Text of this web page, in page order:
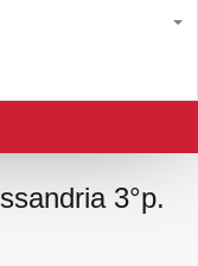
3°p.